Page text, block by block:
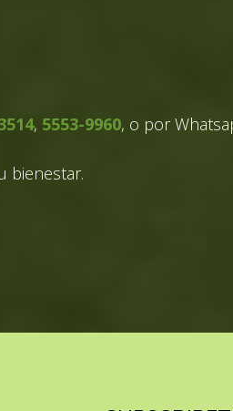
, 5553-9960, o por
bienestar.